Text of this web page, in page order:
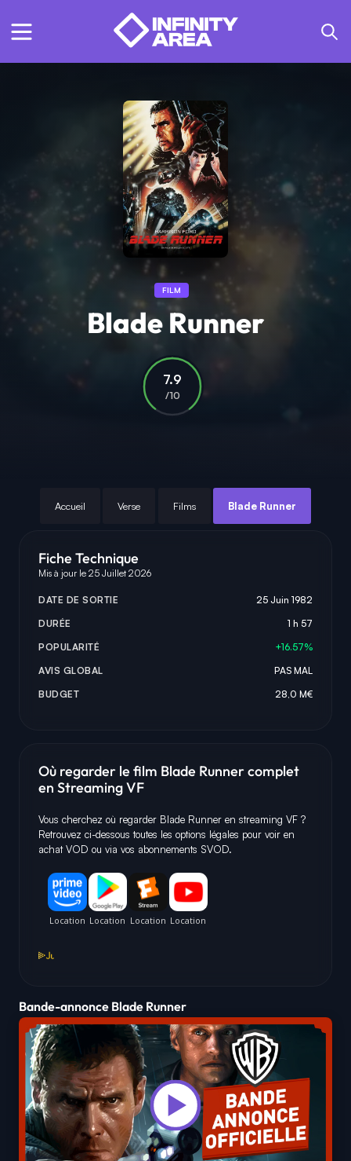
FILM
Blade Runner
7.9
/10
Accueil Verse Films Blade Runner
Fiche Technique
Mis à jour le 25 Juillet 2026
DATE DE SORTIE
25 Juin 1982
DURÉE
1 h 57
POPULARITÉ
+16.57%
AVIS GLOBAL
PAS MAL
BUDGET
28,0 M€
Où regarder le film Blade Runner complet
en Streaming VF
Vous cherchez où regarder Blade Runner en streaming VF ?
Retrouvez ci-dessous toutes les options légales pour voir en
achat VOD ou via vos abonnements SVOD.
Bande-annonce Blade Runner